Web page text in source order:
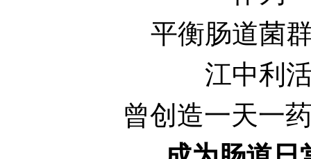
平衡肠道菌
江中利
曾创造一天一